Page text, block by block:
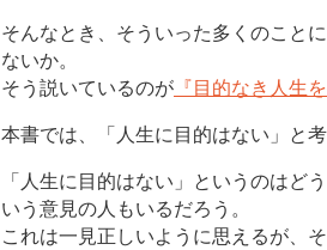
そんなとき、そういった多くのこと
ないか。
そう説いているのが 『目的なき人生
本書では、「人生に目的はない」と
「人生に目的はない」というのはど
いう意見の人もいるだろう。
これは一見正しいように思えるが、